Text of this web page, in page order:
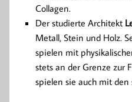
Collagen.
Der studierte Architekt
Metall, Stein und Holz.
spielen mit
stets an der Grenze zur
spielen sie auch mit den